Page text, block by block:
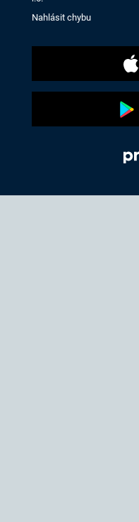
Nahlásit chybu